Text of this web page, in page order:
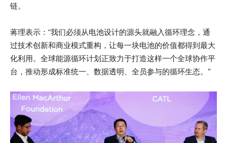
链。
蒋理表示：“我们必须从电池设计的源头就融入循环理念，通
过技术创新和商业模式重构，让每一块电池的价值都得到最大
化利用。全球能源循环计划正致力于打造这样一个全球协作平
台，推动形成标准统一、数据透明、全员参与的循环生态。”